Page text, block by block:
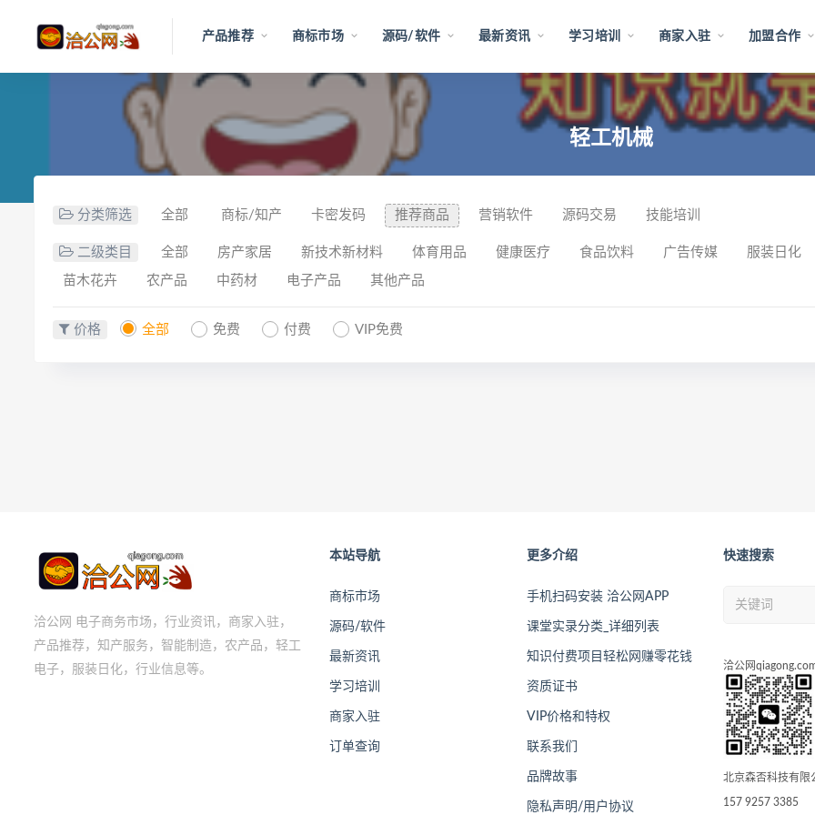
产品推荐 商标市场 源码/软件 最新资讯 学习培训 商家入驻 加盟合作
轻工机械
分类筛选 全部 商标/知产 卡密发码 推荐商品 营销软件 源码交易 技能培训
二级类目 全部 房产家居 新技术新材料 体育用品 健康医疗 食品饮料 广告传媒 服装日化
苗木花卉 农产品 中药材 电子产品 其他产品
价格 全部 免费 付费 VIP免费
洽公网 电子商务市场，行业资讯，商家入驻，
产品推荐，知产服务，智能制造，农产品，轻工
电子，服装日化，行业信息等。
本站导航
商标市场
源码/软件
最新资讯
学习培训
商家入驻
订单查询
更多介绍
手机扫码安装 洽公网APP
课堂实录分类_详细列表
知识付费项目轻松网赚零花钱
资质证书
VIP价格和特权
联系我们
品牌故事
隐私声明/用户协议
快速搜索
洽公网
北京森否科技有限
157 9257 3385